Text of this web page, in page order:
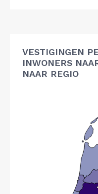
VESTIGINGEN
INWONERS
NAAR REGIO